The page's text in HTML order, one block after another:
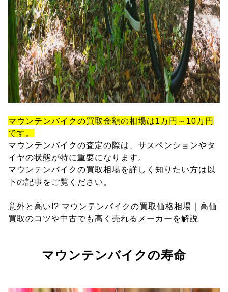
マウンテンバイクの買取金額の相場は1万円～10万円
です。
マウンテンバイクの査定の際は、サスペンションやタ
イヤの状態が特に重要になります。
マウンテンバイクの買取相場を詳しく知りたい方は以
下の記事をご覧ください。
意外と高い!? マウンテンバイクの買取価格相場｜高価
買取のコツや中古でも高く売れるメーカーを解説
マウンテンバイクの寿命